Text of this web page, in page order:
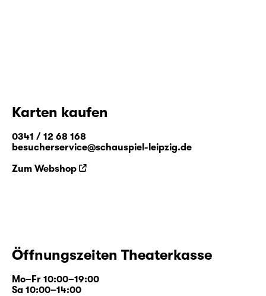
Karten kaufen
0341 / 12 68 168
besucherservice@schauspiel-leipzig.de
Zum Webshop
Öffnungszeiten Theaterkasse
Mo–Fr 10:00–19:00
Sa 10:00–14:00